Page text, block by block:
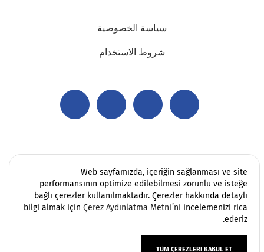
سياسة الخصوصية
شروط الاستخدام
Web sayfamızda, içeriğin sağlanması ve site
performansının optimize edilebilmesi zorunlu ve isteğe
bağlı çerezler kullanılmaktadır. Çerezler hakkında detaylı
bilgi almak için Çerez Aydınlatma Metni’ni incelemenizi rica
ederiz.
TÜM ÇEREZLERI KABUL ET